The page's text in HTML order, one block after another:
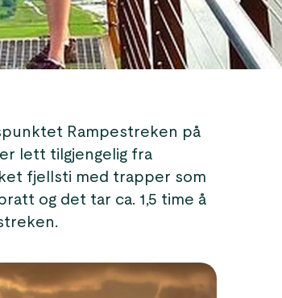
Rampestreken på
lett tilgjengelig fra
fjellsti med trapper som
og det tar ca. 1,5 time å